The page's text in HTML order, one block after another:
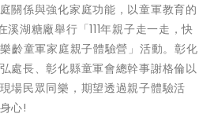
關係與強化家庭功能，以童軍教育的
湖糖廠舉行「111年親子走一走，快
齡童軍家庭親子體驗營」活動。彰化
處長、彰化縣童軍會總幹事謝格倫以
場民眾同樂，期望透過親子體驗活
心!